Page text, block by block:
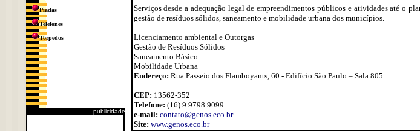
Piadas
Telefones
Torpedos
publicidade
Serviços desde a adequação legal de empreendimentos públicos e atividades até o
gestão de resíduos sólidos, saneamento e mobilidade urbana dos municípios.
Licenciamento ambiental e Outorgas
Gestão de Resíduos Sólidos
Saneamento Básico
Mobilidade Urbana
Endereço: Rua Passeio dos Flamboyants, 60 - Edifício São Paulo – Sala 805
CEP: 13562-352
Telefone: (16) 9 9798 9099
e-mail: contato@genos.eco.br
Site: www.genos.eco.br